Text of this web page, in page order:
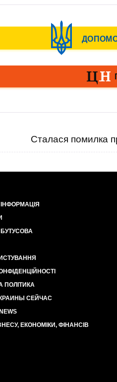
Сталася помилка
ПОЛІТИКА
СЕЙЧАС
ЕКОНОМІКИ, ФІНАНСІВ